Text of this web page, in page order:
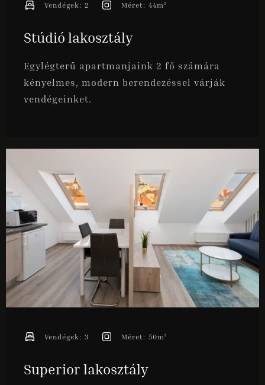
Stúdió lakosztály
Egylégterű apartmanjaink 2 fő számára
kényelmes, modern berendezéssel várják
vendégeinket.
Vendégek: 2 Méret: 44m²
Superior lakosztály
Vendégek: 3 Méret: 50m²
Bejelentkezés
Kijelentkezés
1